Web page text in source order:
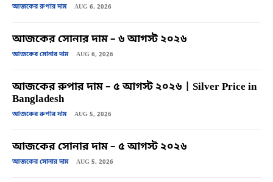
আজকের রুপার দাম AUG 6, 2026
আজকের সোনার দাম – ৬ আগস্ট ২০২৬
আজকের সোনার দাম AUG 6, 2026
আজকের রুপার দাম – ৫ আগস্ট ২০২৬ | Silver Price in
Bangladesh
আজকের রুপার দাম AUG 5, 2026
আজকের সোনার দাম – ৫ আগস্ট ২০২৬
আজকের সোনার দাম AUG 5, 2026